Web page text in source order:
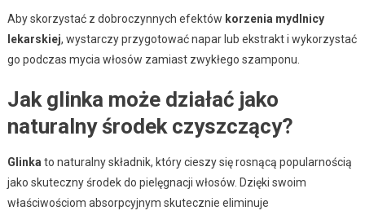
Aby skorzystać z dobroczynnych efektów korzenia mydlnicy
lekarskiej, wystarczy przygotować napar lub ekstrakt i wykorzystać
go podczas mycia włosów zamiast zwykłego szamponu.
Jak glinka może działać jako
naturalny środek czyszczący?
Glinka to naturalny składnik, który cieszy się rosnącą popularnością
jako skuteczny środek do pielęgnacji włosów. Dzięki swoim
właściwościom absorpcyjnym skutecznie eliminuje